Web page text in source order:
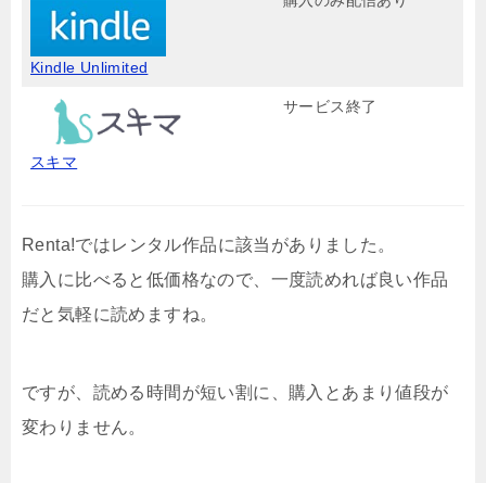
Kindle Unlimited
スキマ
サービス終了
Renta!ではレンタル作品に該当がありました。
購入に比べると低価格なので、一度読めれば良い作品
だと気軽に読めますね。
ですが、読める時間が短い割に、購入とあまり値段が
変わりません。